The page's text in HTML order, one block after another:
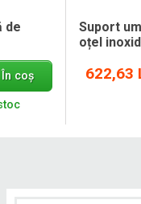
de
În coș
Suport
oțel
622,63